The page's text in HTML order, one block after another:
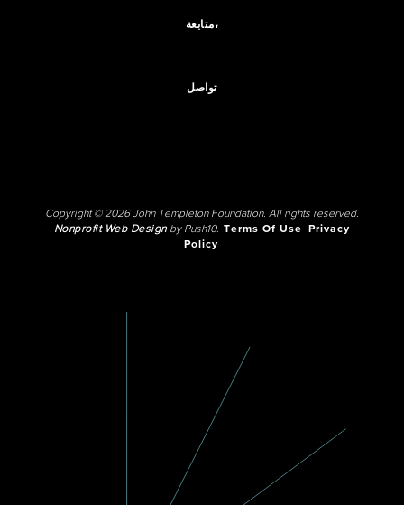
متابعة،
تواصل
Copyright © 2026 John Templeton Foundation. All rights reserved.
Nonprofit Web Designby Push10. Terms Of Use
Privacy
Policy